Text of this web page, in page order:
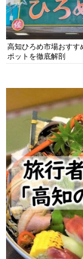
高知ひろめ市場おすす
ポットを徹底解剖